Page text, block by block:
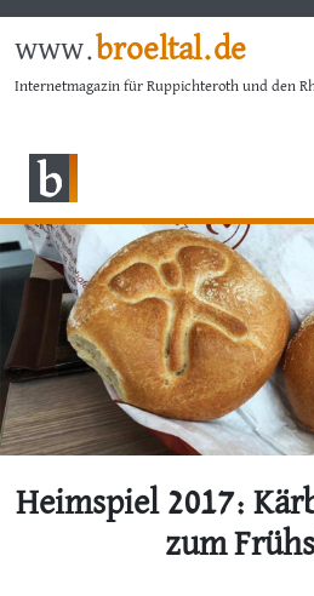
www.broeltal.de
Internetmagazin für Ruppichteroth und den
Heimspiel 2017:
zum